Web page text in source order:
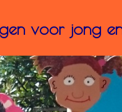
voor jong